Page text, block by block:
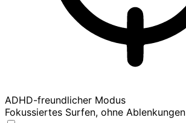
ADHD-freundlicher Modus
Fokussiertes Surfen, ohne Ablenkungen